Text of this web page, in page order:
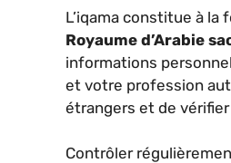
L’iqama constitue à la
Royaume d’Arabie
informations
et votre profession
étrangers et de
Contrôler